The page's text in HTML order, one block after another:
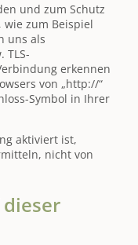
und zum Schutz
zum Beispiel
uns als
TLS-
erkennen
von „http://“
Symbol in Ihrer
aktiviert ist,
nicht von